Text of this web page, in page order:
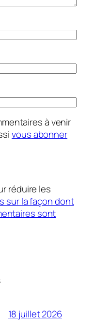
à venir
vous abonner
réduire les
sur la façon dont
sont
18 juillet 2026